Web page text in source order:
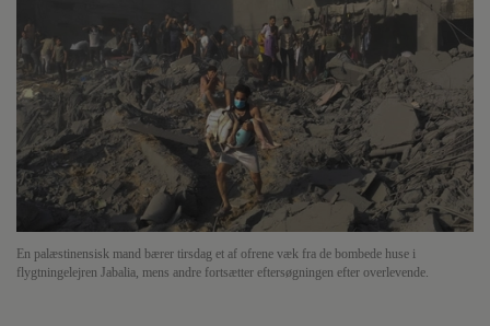
En palæstinensisk mand bærer tirsdag et af ofrene væk fra de bombede huse i
flygtningelejren Jabalia, mens andre fortsætter eftersøgningen efter overlevende.